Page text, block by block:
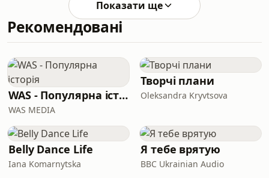
https://www.youtube.com/
Закинуть грошей:
https://send.monobank.ua/jar/5nzo6q1vYxhttps://
https://t.me/ballspodcast
Показати ще
Рекомендовані
WAS - Популярна історія
WAS MEDIA
Творчі плани
Oleksandra Kryvtsova
Belly Dance Life
Iana Komarnytska
Я тебе врятую
BBC Ukrainian Audio